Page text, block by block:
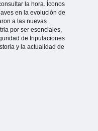
la hora. Íconos
en la evolución de
a las nuevas
por ser esenciales,
de tripulaciones
y la actualidad de